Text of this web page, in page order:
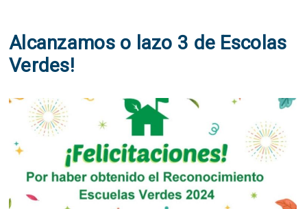
Alcanzamos o lazo 3 de Escolas
Verdes!